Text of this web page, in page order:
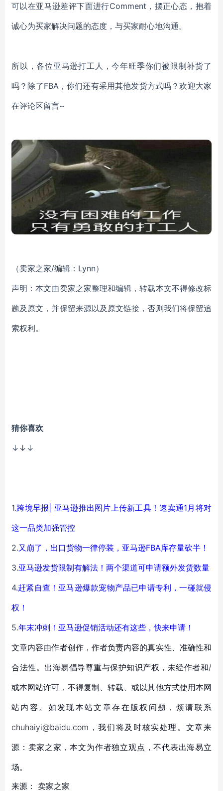
可以在亚马逊差评下面进行Comment，摆正心态，抱着
诚心为买家解决问题的态度，与买家耐心地沟通。
所以，各位亚马逊打工人，今年旺季你们被限制补货了
吗？除了FBA，你们还有采用其他发货方式吗？欢迎大家
在评论区留言~
（卖家之家/编辑：Lynn）
声明：本文由卖家之家整理和编辑，转载本文不得修改标
题及原文，并保留来源以及原文链接，否则我们将保留追
索权利。
猜你喜欢
↓↓↓
1.跨境早报| 亚马逊推出图片上传新工具！速卖通1月将对
这一品类加强管控
2.又崩了，出口货物一律停装，亚马逊FBA库存量砍半！
3.亚马逊发货限制有解法！两个渠道可申请额外发货数量
4.赶紧自查！亚马逊爆款宠物产品已申请专利，一碰就侵
权！
5.年末冲刺！亚马逊促销活动还有这些，快来申请！
文章内容由作者创作，作者负责内容的真实性、准确性和
合法性。出海易倡导尊重与保护知识产权，未经作者和/
或本网站许可，不得复制、转载、或以其他方式使用本网
站内容。如发现本站文章存在版权问题，烦请联系
chuhaiyi@baidu.com，我们将及时核实处理。文章来
源：卖家之家，本文为作者独立观点，不代表出海易立
场。
来源： 卖家之家